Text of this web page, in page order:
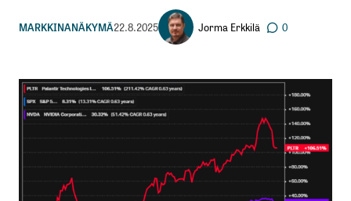
MARKKINANÄKYMÄ22.8.2025 Jorma Erkkilä 0